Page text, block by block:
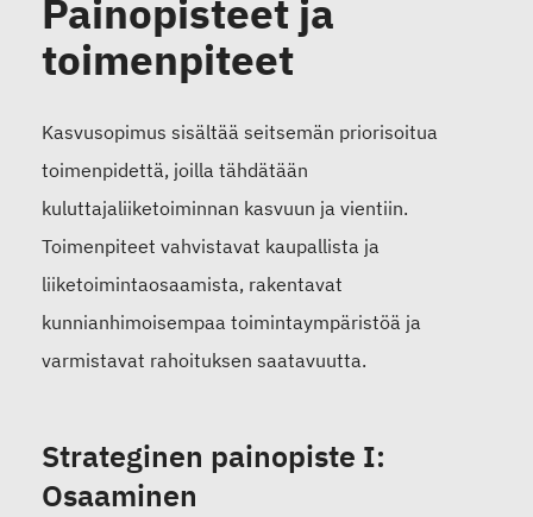
Painopisteet ja
toimenpiteet
Kasvusopimus sisältää seitsemän priorisoitua
toimenpidettä, joilla tähdätään
kuluttajaliiketoiminnan kasvuun ja vientiin.
Toimenpiteet vahvistavat kaupallista ja
liiketoimintaosaamista, rakentavat
kunnianhimoisempaa toimintaympäristöä ja
varmistavat rahoituksen saatavuutta.
Strateginen painopiste I:
Osaaminen